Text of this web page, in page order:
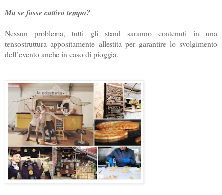
Ma se fosse cattivo tempo?
Nessun problema, tutti gli stand saranno contenuti in una
tensostruttura appositamente allestita per garantire lo svolgimento
dell’evento anche in caso di pioggia.